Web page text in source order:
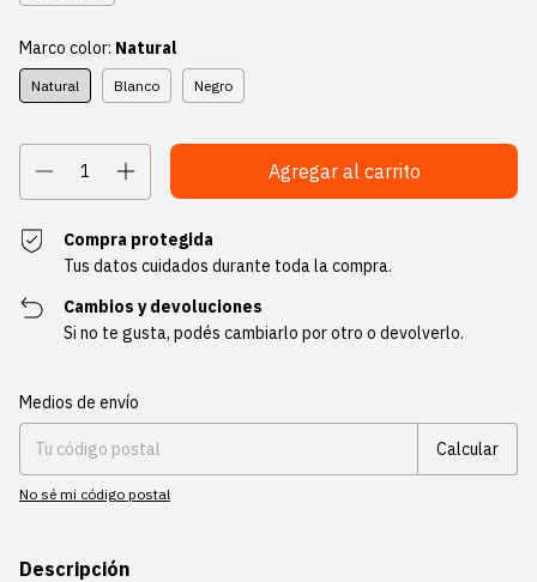
Marco color: Natural
Natural Blanco Negro
Compra protegida
Tus datos cuidados durante toda la compra.
Cambios y devoluciones
Si no te gusta, podés cambiarlo por otro o devolverlo.
Entregas para el CP:
Medios de envío
Calcular
No sé mi código postal
Descripción